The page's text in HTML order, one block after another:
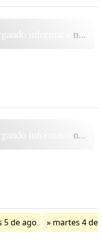
información...
información...
5 de ago
martes 4 de